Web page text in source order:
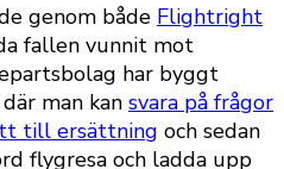
genom både Flightright
fallen vunnit mot
har byggt
man kan svara på frågor
till ersättning och sedan
flygresa och ladda upp